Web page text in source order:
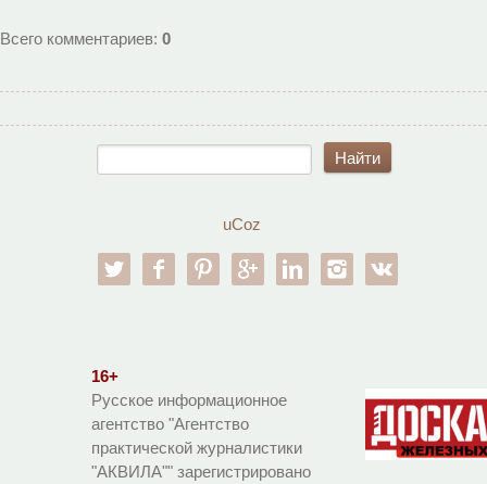
Всего комментариев: 0
uCoz
twitter facebookpinterestgoogle-pllinkedin instagram
16+
Русское информационное
агентство "Агентство
практической журналистики
"АКВИЛА"" зарегистрировано